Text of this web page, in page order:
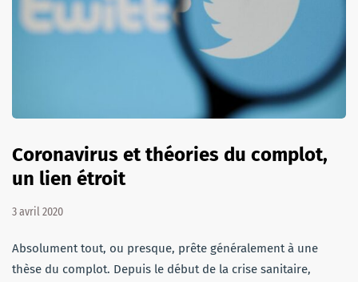
Coronavirus et théories du complot,
un lien étroit
3 avril 2020
Absolument tout, ou presque, prête généralement à une
thèse du complot. Depuis le début de la crise sanitaire,